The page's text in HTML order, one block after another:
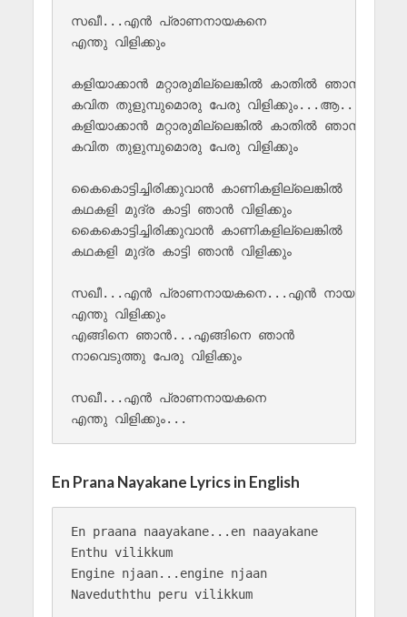
സഖീ...എന്‍ പ്രാണനായകനെ
എന്തു വിളിക്കും
കളിയാക്കാന്‍ മറ്റാരുമില്ലെങ്കില്‍ കാതില്‍ ഞാന്‍
കവിത തുളുമ്പുമൊരു പേരു വിളിക്കും...ആ...
കളിയാക്കാന്‍ മറ്റാരുമില്ലെങ്കില്‍ കാതില്‍ ഞാന്‍
കവിത തുളുമ്പുമൊരു പേരു വിളിക്കും
കൈകൊട്ടിച്ചിരിക്കുവാന്‍ കാണികളില്ലെങ്കില്‍
കഥകളി മുദ്ര കാട്ടി ഞാന്‍ വിളിക്കും
കൈകൊട്ടിച്ചിരിക്കുവാന്‍ കാണികളില്ലെങ്കില്‍
കഥകളി മുദ്ര കാട്ടി ഞാന്‍ വിളിക്കും
സഖീ...എന്‍ പ്രാണനായകനെ...എന്‍ നായകനെ
എന്തു വിളിക്കും
എങ്ങിനെ ഞാന്‍...എങ്ങിനെ ഞാന്‍
നാവെടുത്തു പേരു വിളിക്കും
സഖീ...എന്‍ പ്രാണനായകനെ
En Prana Nayakane Lyrics in English
En praana naayakane...en naayakane
Enthu vilikkum
Engine njaan...engine njaan
Naveduththu peru vilikkum